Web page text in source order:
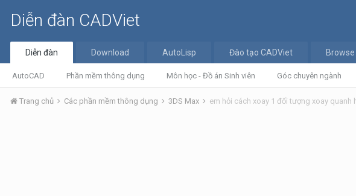
Diễn đàn CADViet
Diễn đàn
AutoCAD Phần mềm thông dụng Môn học - Đồ án Sinh viên Góc chuyên ngành
Download AutoLisp Đào tạo CADViet Browse
Trang chủ Các phần mềm thông dụng 3DS Max em hỏi cách xoay 1 đối tượng xoay quanh